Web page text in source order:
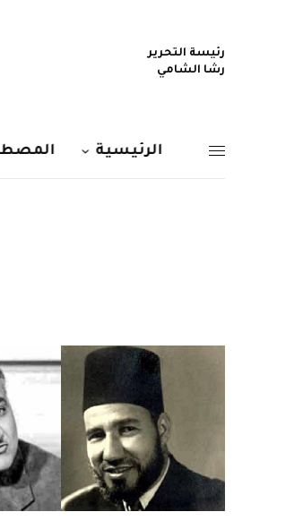
رئيسة التحرير
رشا الشامي
الرئيسية